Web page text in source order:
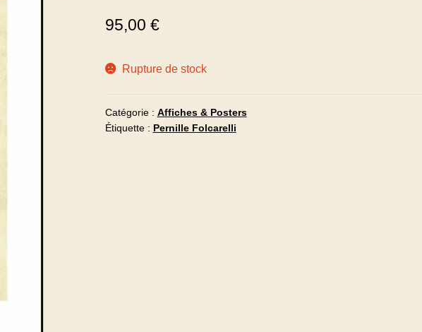
95,00 €
Rupture de stock
Catégorie : Affiches & Posters
Étiquette : Pernille Folcarelli